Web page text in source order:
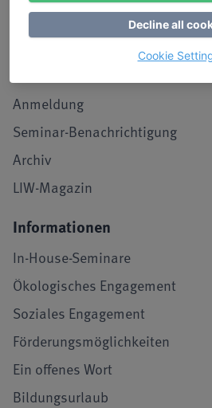
Service
Kontakt, Lob und Kritik
Anmeldung
Seminar-Benachrichtigung
Archiv
LIW-Magazin
Informationen
In-House-Seminare
Ökologisches Engagement
Soziales Engagement
Förderungsmöglichkeiten
Ein offenes Wort
Bildungsurlaub
Decline all
Cookie